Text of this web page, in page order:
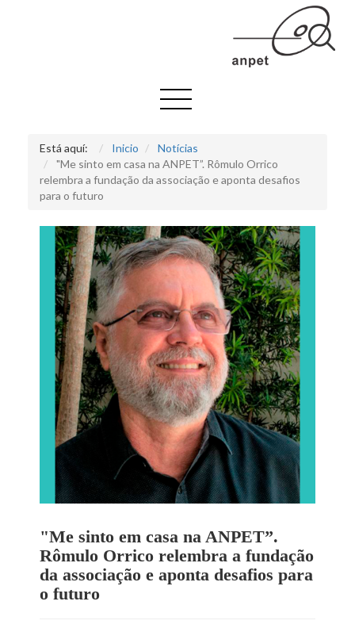
Está aquí: Inicio
Notícias
"Me sinto em casa na ANPET”. Rômulo Orrico
relembra a fundação da associação e aponta desafios
para o futuro
"Me sinto em casa na ANPET”.
Rômulo Orrico relembra a fundação
da associação e aponta desafios para
o futuro